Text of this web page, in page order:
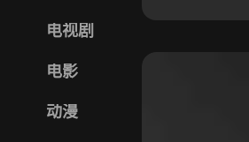
电视剧
电影
动漫